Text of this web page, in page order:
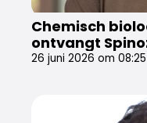
Chemisch
ontvangt
26 juni 2026 om 08:25